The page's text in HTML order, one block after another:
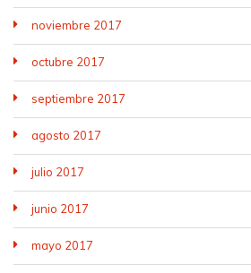
noviembre 2017
octubre 2017
septiembre 2017
agosto 2017
julio 2017
junio 2017
mayo 2017